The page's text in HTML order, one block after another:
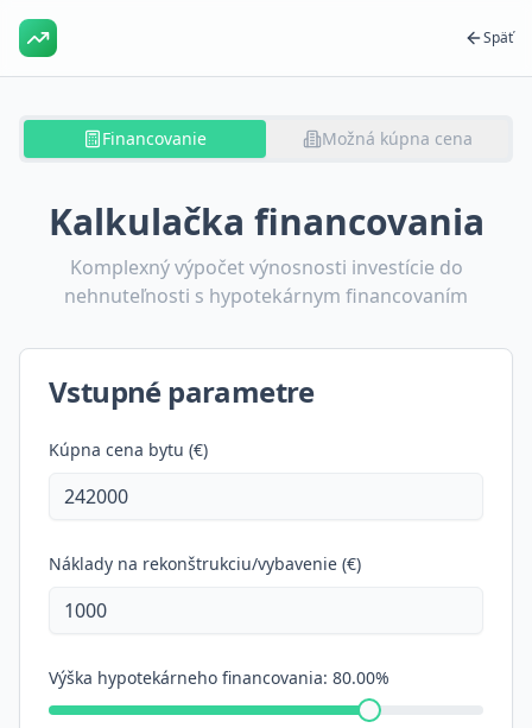
Späť
Financovanie Možná kúpna cena
Kalkulačka financovania
Komplexný výpočet výnosnosti investície do
nehnuteľnosti s hypotekárnym financovaním
Vstupné parametre
Kúpna cena bytu (€)
Náklady na rekonštrukciu/vybavenie (€)
Výška hypotekárneho financovania: 80.00%